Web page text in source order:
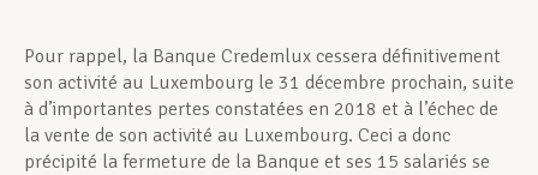
Pour rappel, la Banque Credemlux cessera définitivement
son activité au Luxembourg le 31 décembre prochain, suite
à d’importantes pertes constatées en 2018 et à l’échec de
la vente de son activité au Luxembourg. Ceci a donc
précipité la fermeture de la Banque et ses 15 salariés se